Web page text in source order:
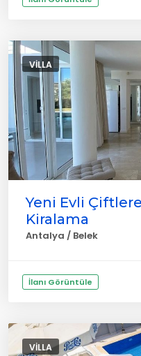
VILLA
Yeni Evli Çiftlere
Kiralama
Antalya / Belek
İlanı Görüntüle
VILLA